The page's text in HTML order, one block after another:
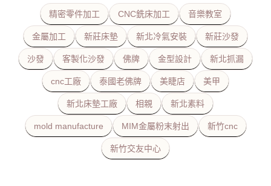
精密零件加工 CNC銑床加工 音樂教室
金屬加工 新莊床墊 新北冷氣安裝 新莊沙發
沙發 客製化沙發 佛牌 金型設計 新北抓漏
cnc工廠 泰國老佛牌 美睫店 美甲
新北床墊工廠 相親 新北素料
mold manufacture MIM金屬粉末射出 新竹cnc
新竹交友中心